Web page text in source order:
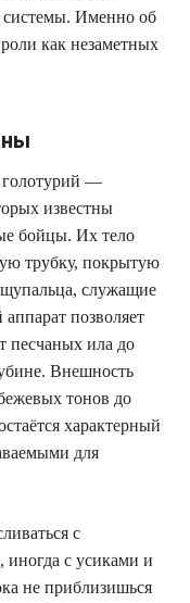
системы. Именно об
как незаметных
голотурий —
известны
бойцы. Их тело
трубку, покрытую
служащие
позволяет
песчаных ила до
Внешность
тонов до
характерный
для
с
с усиками и
не приблизишься